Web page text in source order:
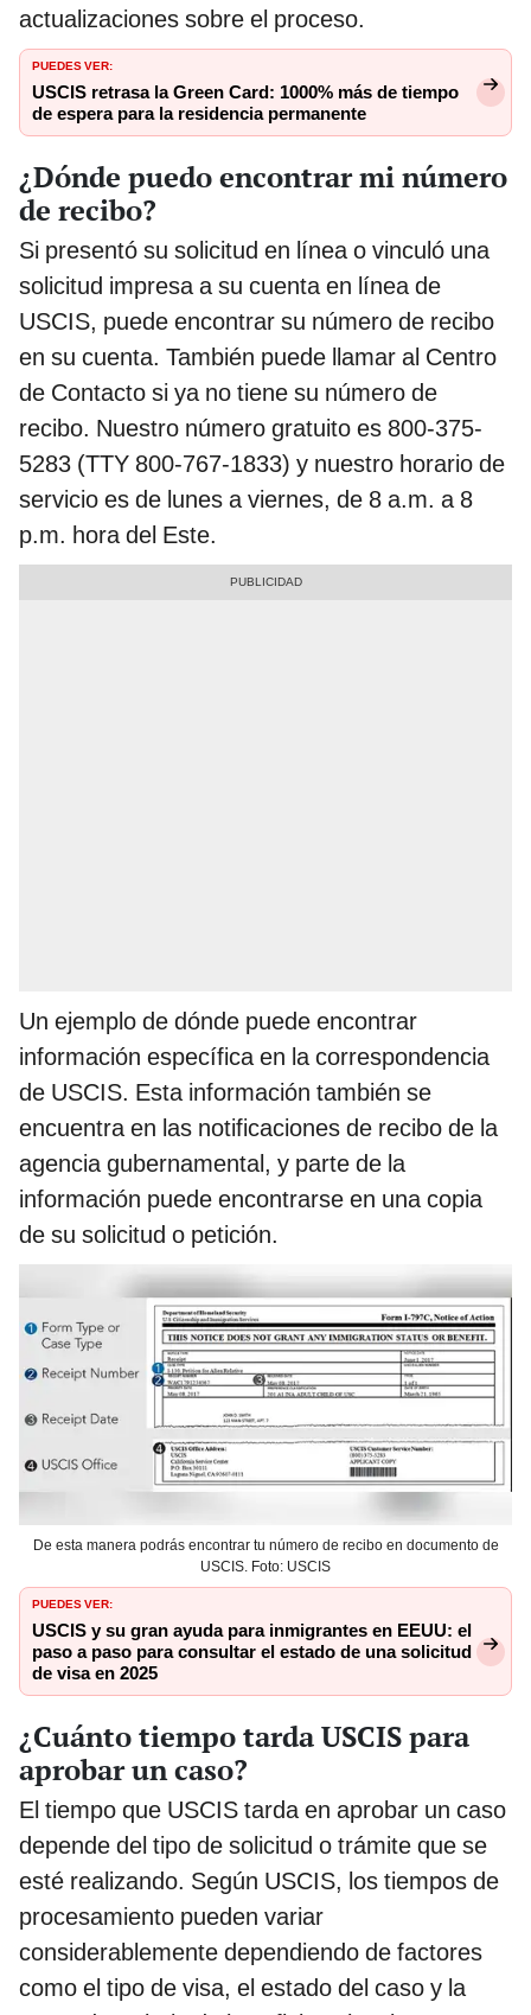
actualizaciones sobre el proceso.
PUEDES VER:
USCIS retrasa la Green Card: 1000% más de tiempo
de espera para la residencia permanente
¿Dónde puedo encontrar mi número
de recibo?
Si presentó su solicitud en línea o vinculó una
solicitud impresa a su cuenta en línea de
USCIS, puede encontrar su número de recibo
en su cuenta. También puede llamar al Centro
de Contacto si ya no tiene su número de
recibo. Nuestro número gratuito es 800-375-
5283 (TTY 800-767-1833) y nuestro horario de
servicio es de lunes a viernes, de 8 a.m. a 8
p.m. hora del Este.
Un ejemplo de dónde puede encontrar
información específica en la correspondencia
de USCIS. Esta información también se
encuentra en las notificaciones de recibo de la
agencia gubernamental, y parte de la
información puede encontrarse en una copia
de su solicitud o petición.
De esta manera podrás encontrar tu número de recibo en documento de
USCIS. Foto: USCIS
PUEDES VER:
USCIS y su gran ayuda para inmigrantes en EEUU: el
paso a paso para consultar el estado de una solicitud
de visa en 2025
¿Cuánto tiempo tarda USCIS para
aprobar un caso?
El tiempo que USCIS tarda en aprobar un caso
depende del tipo de solicitud o trámite que se
esté realizando. Según USCIS, los tiempos de
procesamiento pueden variar
considerablemente dependiendo de factores
como el tipo de visa, el estado del caso y la